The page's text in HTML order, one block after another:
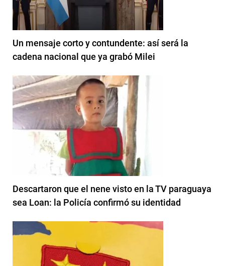
Un mensaje corto y contundente: así será la
cadena nacional que ya grabó Milei
Descartaron que el nene visto en la TV paraguaya
sea Loan: la Policía confirmó su identidad